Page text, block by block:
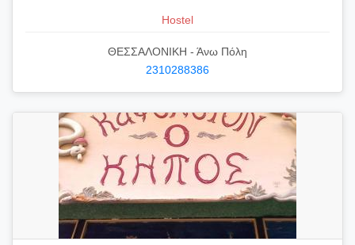
Hostel
ΘΕΣΣΑΛΟΝΙΚΗ - Άνω Πόλη
2310288386